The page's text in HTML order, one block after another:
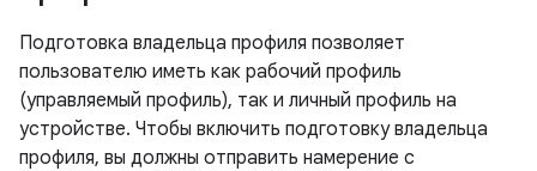
Подготовка владельца профиля позволяет
пользователю иметь как рабочий профиль
(управляемый профиль), так и личный профиль на
устройстве. Чтобы включить подготовку владельца
профиля, вы должны отправить намерение с